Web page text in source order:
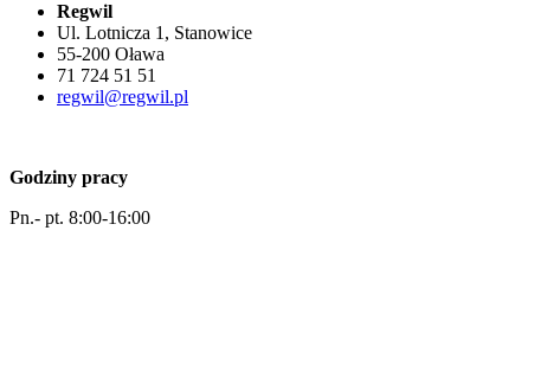
Regwil
Ul. Lotnicza 1, Stanowice
55-200 Oława
71 724 51 51
regwil@regwil.pl
Godziny pracy
Pn.- pt. 8:00-16:00